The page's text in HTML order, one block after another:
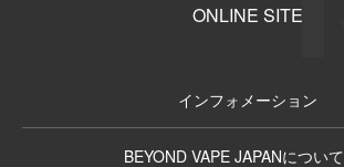
ONLINE SITE
インフォメーション
BEYOND VAPE JAPANについて